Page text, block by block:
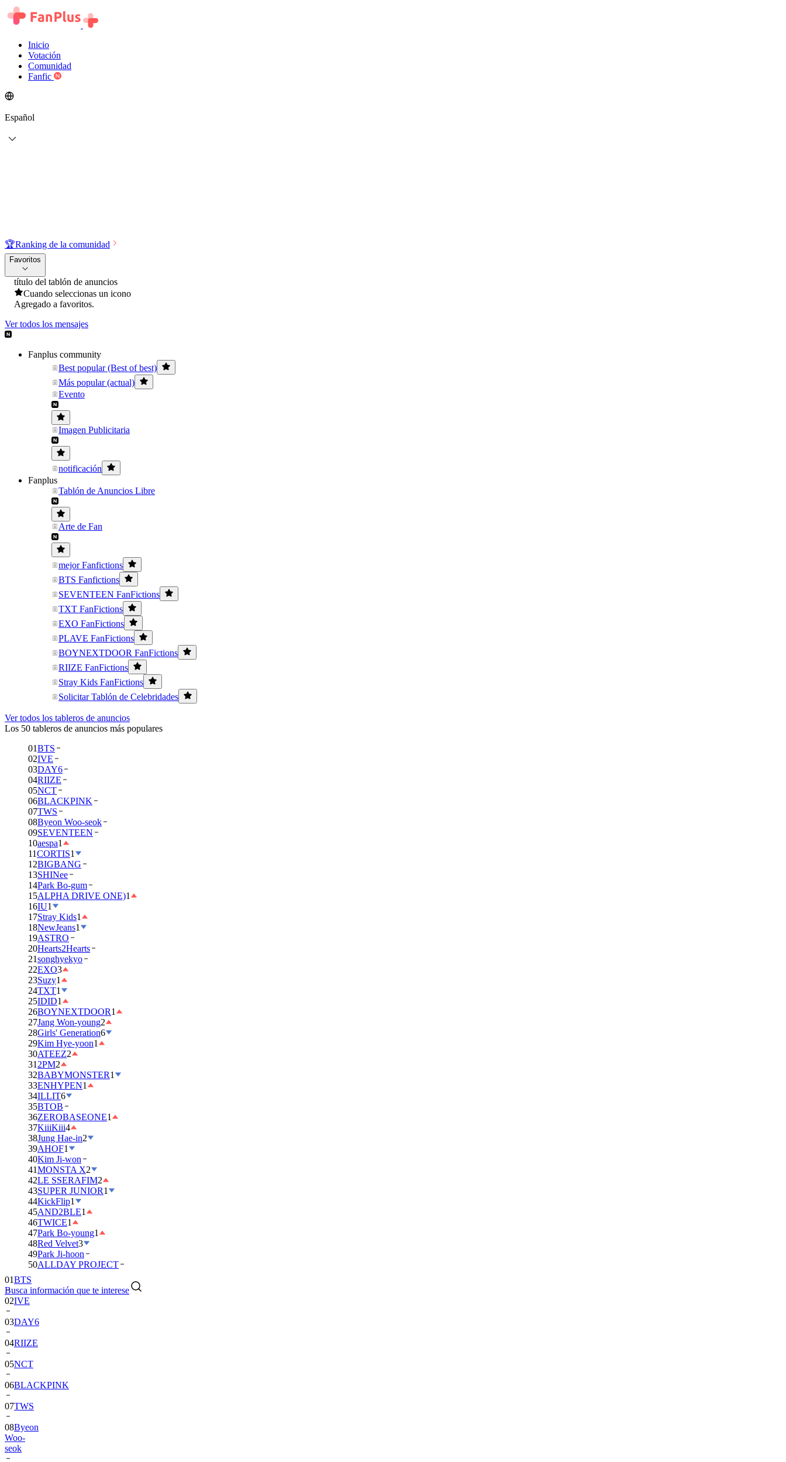
Inicio
Votación
Comunidad
Fanfic
Español
🏆Ranking de la comunidad
Favoritos
título del tablón de anuncios
Cuando seleccionas un icono
Agregado a favoritos.
Ver todos los mensajes
Fanplus community
Best popular (Best of best)
Más popular (actual)
Evento
Imagen Publicitaria
notificación
Fanplus
Tablón de Anuncios Libre
Arte de Fan
mejor Fanfictions
BTS Fanfictions
SEVENTEEN FanFictions
TXT FanFictions
EXO FanFictions
PLAVE FanFictions
BOYNEXTDOOR FanFictions
RIIZE FanFictions
Stray Kids FanFictions
Solicitar Tablón de Celebridades
Ver todos los tableros de anuncios
Los 50 tableros de anuncios más populares
01BTS
02IVE
03DAY6
04RIIZE
05NCT
06BLACKPINK
07TWS
08Byeon Woo-seok
09SEVENTEEN
10aespa1
11CORTIS1
12BIGBANG
13SHINee
14Park Bo-gum
15ALPHA DRIVE ONE)1
16IU1
17Stray Kids1
18NewJeans1
19ASTRO
20Hearts2Hearts
21songhyekyo
22EXO3
23Suzy1
24TXT1
25IDID1
26BOYNEXTDOOR1
27Jang Won-young2
28Girls' Generation6
29Kim Hye-yoon1
30ATEEZ2
31 2PM2
32BABYMONSTER1
33ENHYPEN1
34ILLIT6
35BTOB
36ZEROBASEONE1
37KiiiKiii4
38Jung Hae-in2
39AHOF1
40Kim Ji-won
41MONSTA X2
42LE SSERAFIM2
43SUPER JUNIOR1
44KickFlip1
45AND2BLE1
46TWICE1
47Park Bo-young1
48Red Velvet3
49Park Ji-hoon
50ALLDAY PROJECT
Busca información que te interese
01BTS
02IVE
03DAY6
04RIIZE
05NCT
06BLACKPINK
07TWS
08Byeon
Woo-
seok